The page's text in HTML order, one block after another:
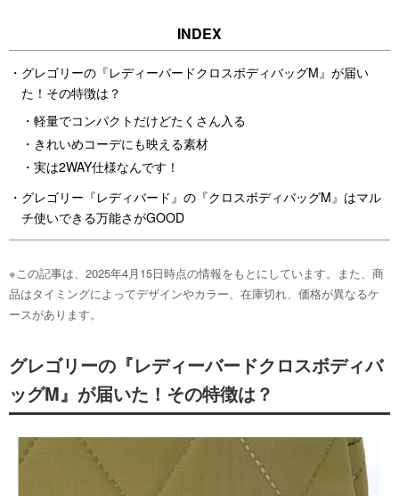
グレゴリーの『レディーバードクロスボディバッグM』が届い
た！その特徴は？
軽量でコンパクトだけどたくさん入る
きれいめコーデにも映える素材
実は2WAY仕様なんです！
グレゴリー『レディバード』の『クロスボディバッグM』はマル
チ使いできる万能さがGOOD
※この記事は、2025年4月15日時点の情報をもとにしています。また、商
品はタイミングによってデザインやカラー、在庫切れ、価格が異なるケ
ースがあります。
グレゴリーの『レディーバードクロスボディバ
ッグM』が届いた！その特徴は？